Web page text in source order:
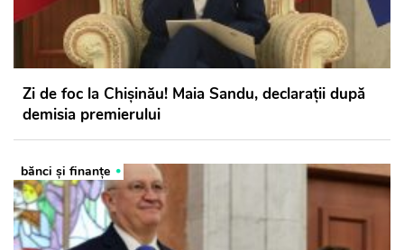
Zi de foc la Chișinău! Maia Sandu, declarații după
demisia premierului
bănci şi finanţe